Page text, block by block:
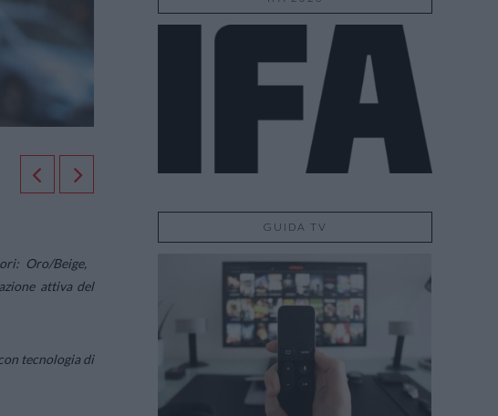
Oro/Beige,
attiva del
tecnologia di
GUIDA TV